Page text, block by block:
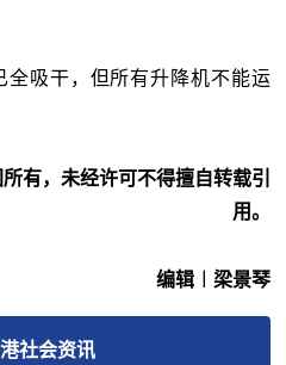
全吸干，但所有升降机不能运
有，未经许可不得擅自转载引
用。
编辑︱梁景琴
社会资讯